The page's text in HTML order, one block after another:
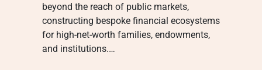
beyond the reach of public markets,
constructing bespoke financial ecosystems
for high-net-worth families, endowments,
and institutions.…